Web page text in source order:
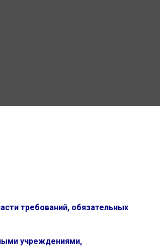
требований, обязательных
учреждениями,